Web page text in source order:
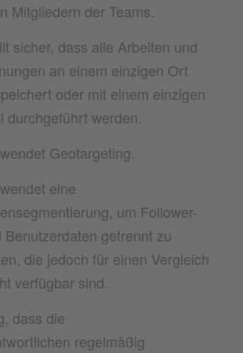
Mitgliedern der Teams.
sicher, dass alle Arbeiten und
an einem einzigen Ort
oder mit einem einzigen
durchgeführt werden.
Geotargeting.
eine
um Follower-
Benutzerdaten getrennt zu
die jedoch für einen Vergleich
verfügbar sind.
dass die
regelmäßig